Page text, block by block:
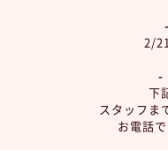
2/
-
下
スタッフま
お電話